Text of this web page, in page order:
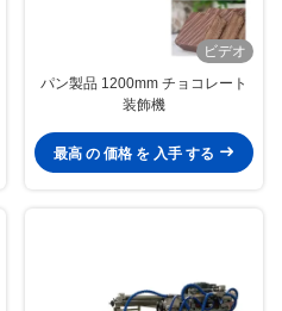
ビデオ
パン製品 1200mm チョコレート
装飾機
最高 の 価格 を 入手 する